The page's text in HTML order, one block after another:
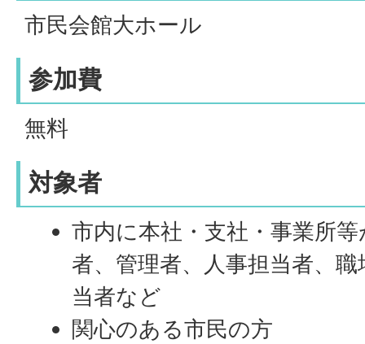
市民会館大ホール
参加費
無料
対象者
市内に本社・支社・事業所
者、管理者、人事担当者、
当者など
関心のある市民の方